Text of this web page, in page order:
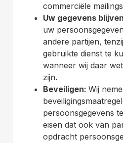
commerciële
Uw gegevens
uw
andere partijen,
gebruikte dienst te
wanneer wij daar
zijn.
Beveiligen: Wij
persoonsgegevens
eisen dat ook van
opdracht